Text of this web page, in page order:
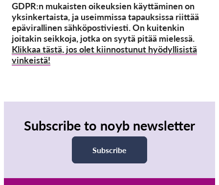
GDPR:n mukaisten oikeuksien käyttäminen on
yksinkertaista, ja useimmissa tapauksissa riittää
epävirallinen sähköpostiviesti. On kuitenkin
joitakin seikkoja, jotka on syytä pitää mielessä.
Klikkaa tästä, jos olet kiinnostunut hyödyllisistä
vinkeistä!
Subscribe to noyb newsletter
Subscribe